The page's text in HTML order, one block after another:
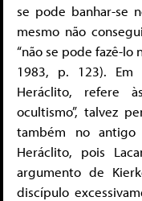
se pode banhar-se
mesmo não
“não se pode fazê-lo
1983, p. 123).
Heráclito, refere
ocultismo”, talvez
também no
Heráclito, pois
argumento de
discípulo